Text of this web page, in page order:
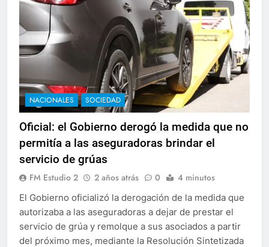
NACIONALES SOCIEDAD
Oficial: el Gobierno derogó la medida que no
permitía a las aseguradoras brindar el
servicio de grúas
FM Estudio 2 2 años atrás 0 4 minutos
El Gobierno oficializó la derogación de la medida que
autorizaba a las aseguradoras a dejar de prestar el
servicio de grúa y remolque a sus asociados a partir
del próximo mes, mediante la Resolución Sintetizada